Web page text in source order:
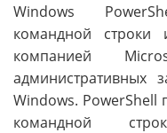
Windows
командной строки
компанией
административных
Windows. PowerShell
командной